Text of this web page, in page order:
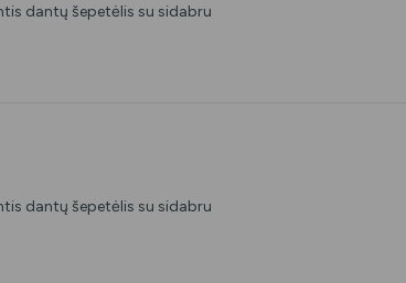
dantų šepetėlis su sidabru
dantų šepetėlis su sidabru